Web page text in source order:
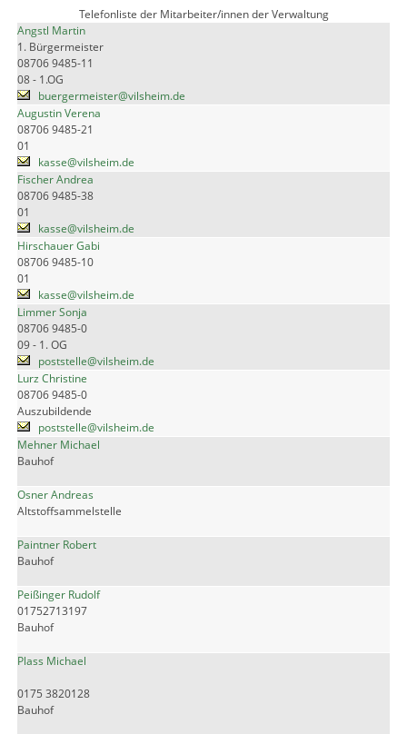
Telefonliste der Mitarbeiter/innen der Verwaltung
Angstl Martin
1. Bürgermeister
08706 9485-11
08 - 1.OG
buergermeister@vilsheim.de
Augustin Verena
08706 9485-21
01
kasse@vilsheim.de
Fischer Andrea
08706 9485-38
01
kasse@vilsheim.de
Hirschauer Gabi
08706 9485-10
01
kasse@vilsheim.de
Limmer Sonja
08706 9485-0
09 - 1. OG
poststelle@vilsheim.de
Lurz Christine
08706 9485-0
Auszubildende
poststelle@vilsheim.de
Mehner Michael
Bauhof
Osner Andreas
Altstoffsammelstelle
Paintner Robert
Bauhof
Peißinger Rudolf
01752713197
Bauhof
Plass Michael
0175 3820128
Bauhof